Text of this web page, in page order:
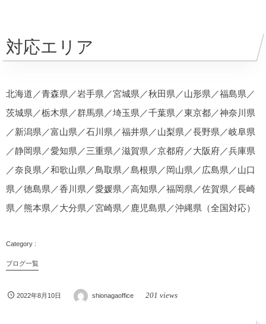
対応エリア
北海道／青森県／岩手県／宮城県／秋田県／山形県／福島県／
茨城県／栃木県／群馬県／埼玉県／千葉県／東京都／神奈川県
／新潟県／富山県／石川県／福井県／山梨県／長野県／岐阜県
／静岡県／愛知県／三重県／滋賀県／京都府／大阪府／兵庫県
／奈良県／和歌山県／鳥取県／島根県／岡山県／広島県／山口
県／徳島県／香川県／愛媛県／高知県／福岡県／佐賀県／長崎
県／熊本県／大分県／宮崎県／鹿児島県／沖縄県（全国対応）
ブログ一覧
2022年8月10日 shionagaoffice 201 views